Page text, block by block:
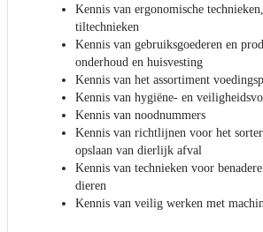
Kennis van ergonomische
tiltechnieken
Kennis van gebruiksgoederen en
onderhoud en huisvesting
Kennis van het assortiment
Kennis van hygiëne- en
Kennis van noodnummers
Kennis van richtlijnen voor het
opslaan van dierlijk afval
Kennis van technieken voor
dieren
Kennis van veilig werken met